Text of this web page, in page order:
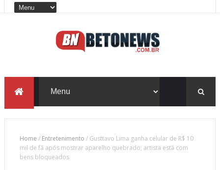
Home / Entretenimento / Gusttavo Lima ganha celular de R$ 10
mil de fã após mostrar aparelho quebrado; artista está com
bens bloqueados